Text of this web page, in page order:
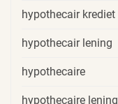
hypothecair krediet
hypothecair lening
hypothecaire
hypothecaire lening